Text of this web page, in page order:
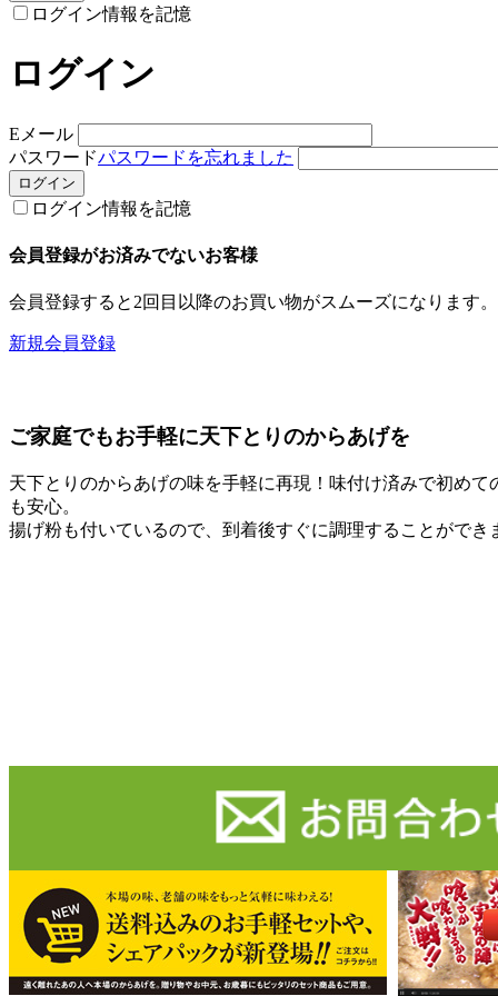
ログイン情報を記憶
ログイン
Eメール
パスワードパスワードを忘れました
ログイン情報を記憶
会員登録がお済みでないお客様
会員登録すると2回目以降のお買い物がスムーズになります。
新規会員登録
ご家庭でもお手軽に天下とりのからあげを
天下とりのからあげの味を手軽に再現！味付け済みで初めて
も安心。
揚げ粉も付いているので、到着後すぐに調理することができ